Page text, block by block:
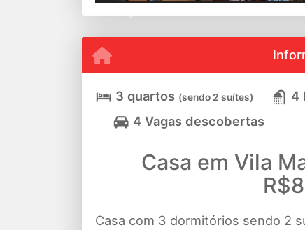
3 quartos (sendo 2 suítes)
4
4 Vagas descobertas
Casa em Vila
Casa com 3 dormitórios sendo 2